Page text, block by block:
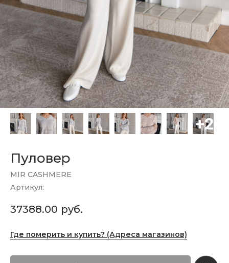
Пуловер
MIR CASHMERE
Артикул:
37388.00 руб.
Где померить и купить? (Адреса магазинов)